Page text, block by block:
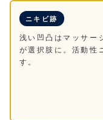
ニキビ跡
浅い凹凸はマッサー
が選択肢に。活動性
す。